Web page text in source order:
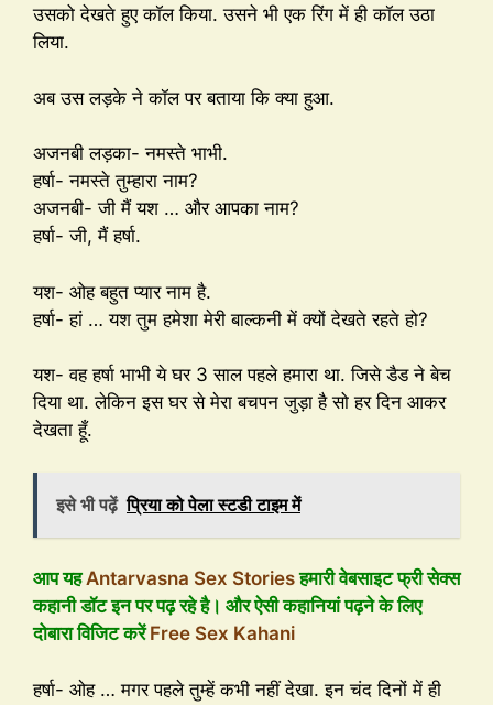
उसको देखते हुए कॉल किया. उसने भी एक रिंग में ही कॉल उठा
लिया.
अब उस लड़के ने कॉल पर बताया कि क्या हुआ.
अजनबी लड़का- नमस्ते भाभी.
हर्षा- नमस्ते तुम्हारा नाम?
अजनबी- जी मैं यश … और आपका नाम?
हर्षा- जी, मैं हर्षा.
यश- ओह बहुत प्यार नाम है.
हर्षा- हां … यश तुम हमेशा मेरी बाल्कनी में क्यों देखते रहते हो?
यश- वह हर्षा भाभी ये घर 3 साल पहले हमारा था. जिसे डैड ने बेच
दिया था. लेकिन इस घर से मेरा बचपन जुड़ा है सो हर दिन आकर
देखता हूँ.
इसे भी पढ़ें प्रिया को पेला स्टडी टाइम में
आप यहAntarvasna Sex Storiesहमारी वेबसाइट फ्री सेक्स
कहानी डॉट इन पर पढ़ रहे है। और ऐसी कहानियां पढ़ने के लिए
दोबारा विजिट करेंFree Sex Kahani
हर्षा- ओह … मगर पहले तुम्हें कभी नहीं देखा. इन चंद दिनों में ही